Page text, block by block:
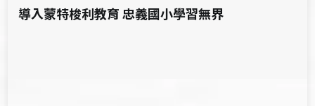
導入蒙特梭利教育 忠義國小學習無界